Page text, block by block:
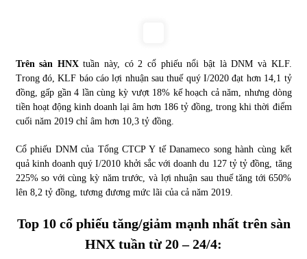
Trên sàn HNXtuần này, có 2 cổ phiếu nổi bật là DNM và KLF.
Trong đó, KLF báo cáo lợi nhuận sau thuế quý I/2020 đạt hơn 14,1 tỷ
đồng, gấp gần 4 lần cùng kỳ vượt 18% kế hoạch cả năm, nhưng dòng
tiền hoạt động kinh doanh lại âm hơn 186 tỷ đồng, trong khi thời điểm
cuối năm 2019 chỉ âm hơn 10,3 tỷ đồng.
Cổ phiếu DNM của Tổng CTCP Y tế Danameco song hành cùng kết
quả kinh doanh quý I/2010 khởi sắc với doanh du 127 tỷ tỷ đồng, tăng
225% so với cùng kỳ năm trước, và lợi nhuận sau thuế tăng tới 650%
lên 8,2 tỷ đồng, tương đương mức lãi của cả năm 2019.
Top 10 cổ phiếu tăng/giảm mạnh nhất trên sàn
HNX tuần từ 20 – 24/4: